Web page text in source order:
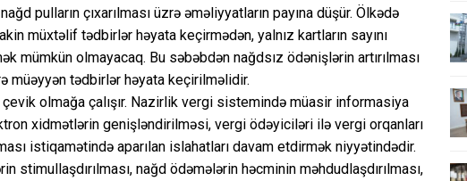
pulların çıxarılması üzrə əməliyyatların payına düşür. Ölkədə
müxtəlif tədbirlər həyata keçirmədən, yalnız kartların sayını
mümkün olmayacaq. Bu səbəbdən nağdsız ödənişlərin artırılması
müəyyən tədbirlər həyata keçirilməlidir.
olmağa çalışır. Nazirlik vergi sistemində müasir informasiya
xidmətlərin genişləndirilməsi, vergi ödəyiciləri ilə vergi orqanları
istiqamətində aparılan islahatları davam etdirmək niyyətindədir.
stimullaşdırılması, nağd ödəmələrin həcminin məhdudlaşdırılması,